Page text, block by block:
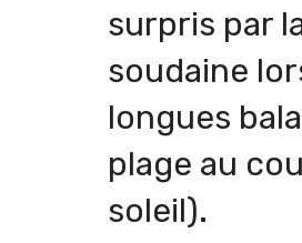
surpris par
soudaine
longues
plage au
soleil).